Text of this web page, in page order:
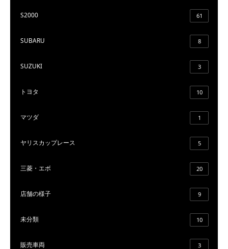
S2000 61
SUBARU 8
SUZUKI 3
トヨタ 10
マツダ 1
ヤリスカップレース 5
三菱・エボ 20
店舗の様子 9
未分類 10
販売車両 3